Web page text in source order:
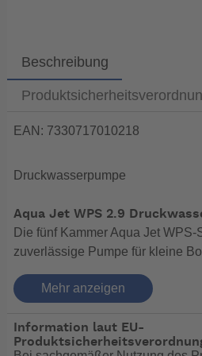
Beschreibung
EAN: 7330717010218
Druckwasserpumpe
Aqua Jet WPS 2.9
Die fünf Kammer Aqua Jet WPS-
zuverlässige Pumpe für kleine
Im Vergleich zu herkömmlichen
geringeres Rauschen und
empfohlen, die WPS-Pumpen mit
Mehr anzeigen
Information laut EU-